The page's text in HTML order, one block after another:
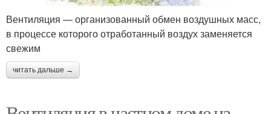
Вентиляция — организованный обмен воздушных масс,
в процессе которого отработанный воздух заменяется
свежим
читать дальше →